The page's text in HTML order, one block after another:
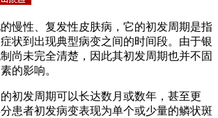
慢性、复发性皮肤病，它的初发周期是指
状到出现典型病变之间的时间段。由于银
尚未完全清楚，因此其初发周期也并不固
的影响。
初发周期可以长达数月或数年，甚至更
患者初发病变表现为单个或少量的鳞状斑